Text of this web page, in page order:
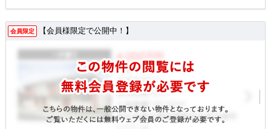
会員限定 【会員様限定で公開中！】